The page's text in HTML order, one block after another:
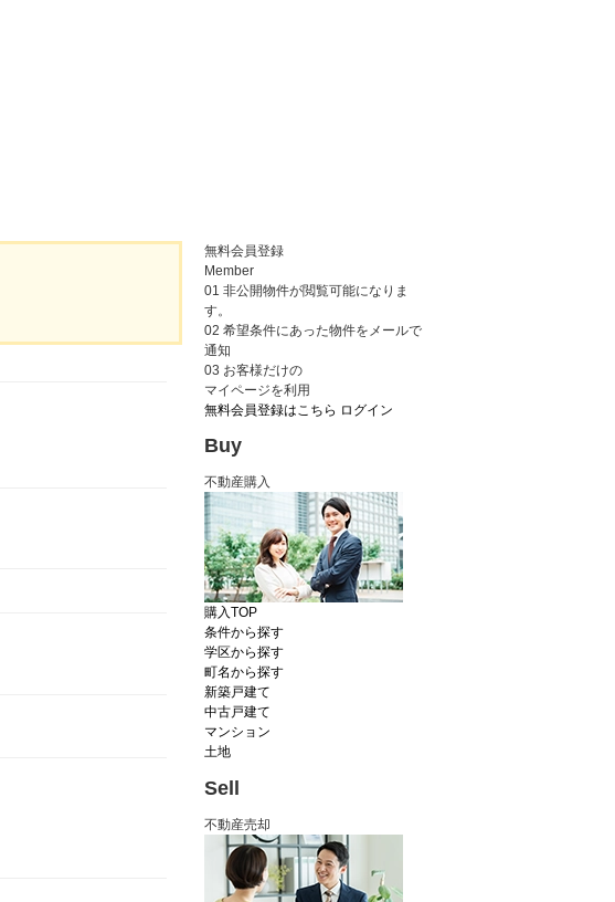
無料会員登録
Member
01 非公開物件が閲覧可能になりま
す。
02 希望条件にあった物件をメールで
通知
03 お客様だけの
マイページを利用
無料会員登録はこちら ログイン
Buy
不動産購入
購入TOP
条件から探す
学区から探す
町名から探す
新築戸建て
中古戸建て
マンション
土地
Sell
不動産売却